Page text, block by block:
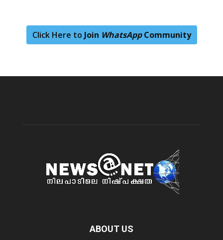
Click Here to Join WhatsAppCommunity
ABOUT US